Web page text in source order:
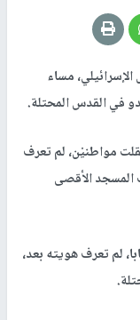
مساء
في القدس المحتلة.
مواطنيْن، لم تعرف
المسجد الأقصى
لم تعرف هويته بعد،